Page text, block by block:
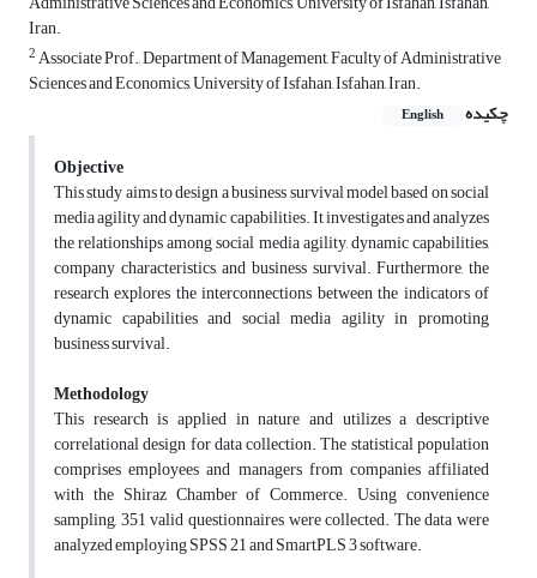
Iran.
2Associate Prof., Department of Management, Faculty of Administrative
Sciences and Economics, University of Isfahan, Isfahan, Iran.
چکیده
English
Objective
This study aims to design a business survival model based on social
media agility and dynamic capabilities. It investigates and analyzes
the relationships among social media agility, dynamic capabilities,
company characteristics, and business survival. Furthermore, the
research explores the interconnections between the indicators of
dynamic capabilities and social media agility in promoting
business survival.
Methodology
This research is applied in nature and utilizes a descriptive
correlational design for data collection. The statistical population
comprises employees and managers from companies affiliated
with the Shiraz Chamber of Commerce. Using convenience
sampling, 351 valid questionnaires were collected. The data were
analyzed employing SPSS 21 and SmartPLS 3 software.